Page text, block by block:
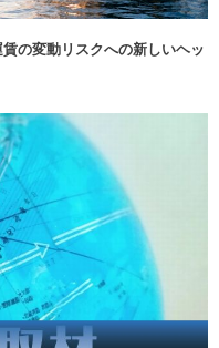
の変動リスクへの新しいヘッ